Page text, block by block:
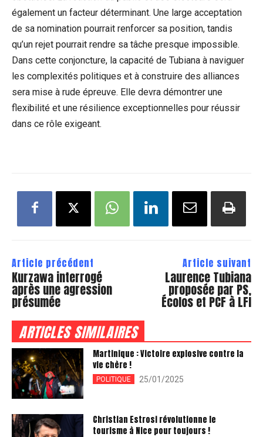
également un facteur déterminant. Une large acceptation
de sa nomination pourrait renforcer sa position, tandis
qu’un rejet pourrait rendre sa tâche presque impossible.
Dans cette conjoncture, la capacité de Tubiana à naviguer
les complexités politiques et à construire des alliances
sera mise à rude épreuve. Elle devra démontrer une
flexibilité et une résilience exceptionnelles pour réussir
dans ce rôle exigeant.
Article précédent
Kurzawa interrogé
après une agression
présumée
Article suivant
Laurence Tubiana
proposée par PS,
Écolos et PCF à LFI
ARTICLES SIMILAIRES
Martinique : Victoire explosive contre la
vie chère !
POLITIQUE 25/01/2025
Christian Estrosi révolutionne le
tourisme à Nice pour toujours !